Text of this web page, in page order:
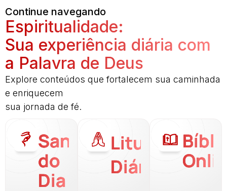
Continue navegando
Espiritualidade:
Sua experiência diária com
a Palavra de Deus
Explore conteúdos que fortalecem sua caminhada
e enriquecem
sua jornada de fé.
Santo
do
Dia
Liturgia
Diária